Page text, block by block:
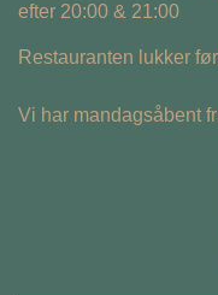
efter 20:00 & 21:00
Restauranten lukker
Vi har mandagsåbent